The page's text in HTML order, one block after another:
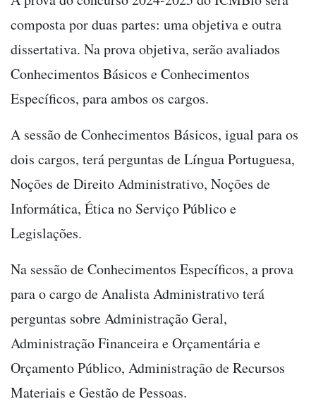
composta por duas partes: uma objetiva e outra
dissertativa. Na prova objetiva, serão avaliados
Conhecimentos Básicos e Conhecimentos
Específicos, para ambos os cargos.
A sessão de Conhecimentos Básicos, igual para os
dois cargos, terá perguntas de Língua Portuguesa,
Noções de Direito Administrativo, Noções de
Informática, Ética no Serviço Público e
Legislações.
Na sessão de Conhecimentos Específicos, a prova
para o cargo de Analista Administrativo terá
perguntas sobre Administração Geral,
Administração Financeira e Orçamentária e
Orçamento Público, Administração de Recursos
Materiais e Gestão de Pessoas.